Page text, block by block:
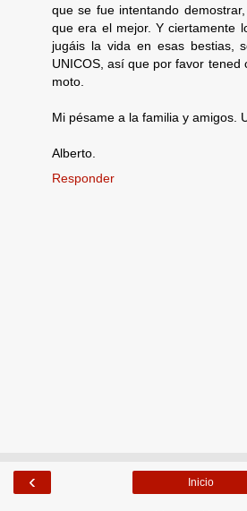
que se fue intentando
que era el mejor. Y ciertamente
jugáis la vida en esas bestias,
UNICOS, así que por favor tened
moto.
Mi pésame a la familia y amigos.
Alberto.
Responder
‹ Inicio